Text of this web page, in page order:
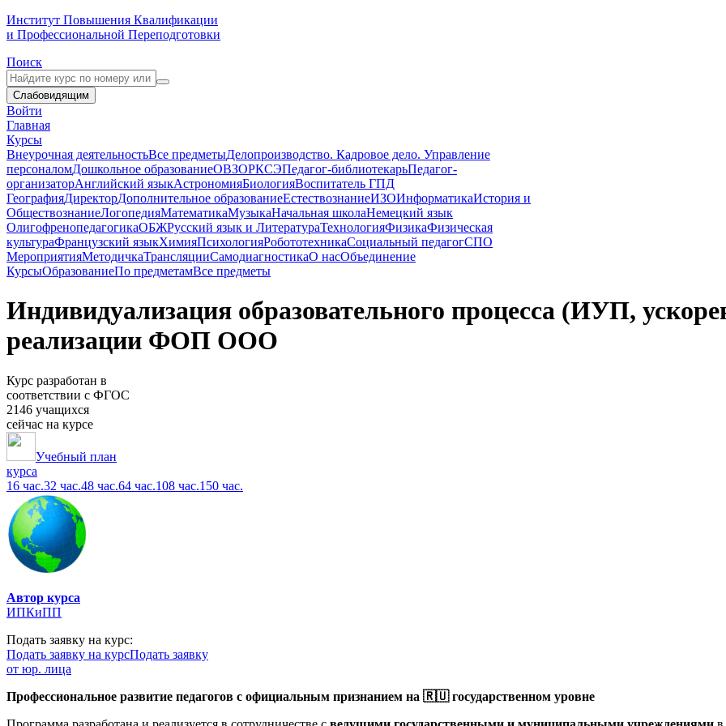
Институт Повышения Квалификации
и Профессиональной Переподготовки
Поиск
Слабовидящим
Войти
Главная
Курсы
Внеурочная деятельностьВсе предметыДелопроизводство. Кадровое дело. Управление
персоналомДошкольное образованиеОВЗОРКСЭПедагог-библиотекарьПедагог-
организаторАнглийский языкАстрономияБиологияВоспитатель ГПД
ГеографияДиректорДополнительное образованиеЕстествознаниеИЗОИнформатикаИстория и
ОбществознаниеЛогопедияМатематикаМузыкаНачальная школаНемецкий язык
ОлигофренопедагогикаОБЖРусский язык и ЛитератураТехнологияФизикаФизическая
культураФранцузский языкХимияПсихологияРобототехникаСоциальный педагогСПО
МероприятияМетодичкаТрансляцииСамодиагностикаО насОбъединение
КурсыОбразованиеПо предметамВсе предметы
Индивидуализация образовательного процесса (ИУП,
реализации ФОП ООО
Курс разработан в
соответствии с ФГОС
2146 учащихся
сейчас на курсе
Учебный план
курса
16 час.32 час.48 час.64 час.108 час.150 час.
Автор курса
ИПКиПП
Подать заявку на курс:
Подать заявку на курсПодать заявку
от юр. лица
Профессиональное развитие педагогов с официальным признанием на 🇷🇺 государственном уровне